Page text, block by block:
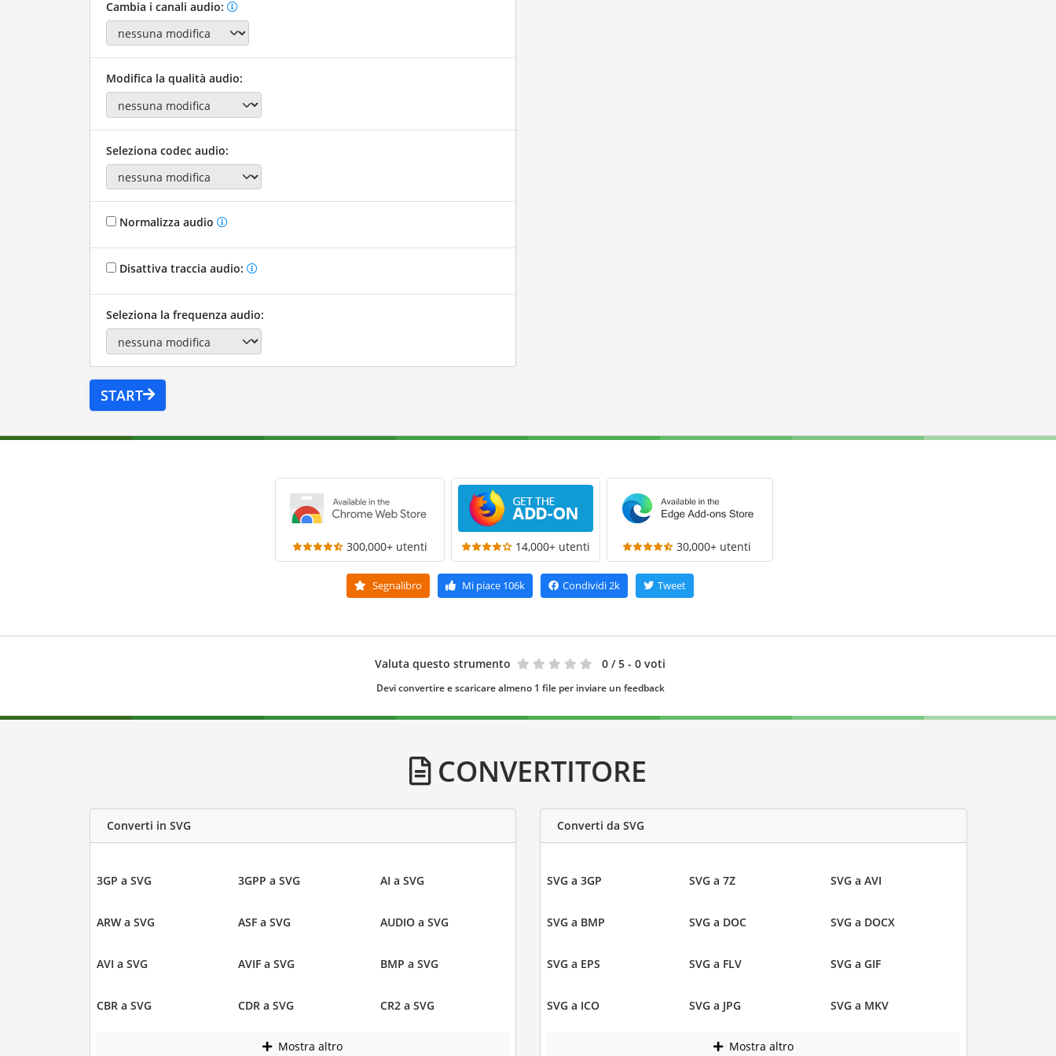
Cambia i canali audio:
Modifica la qualità audio:
Seleziona codec audio:
Normalizza audio
Disattiva traccia audio:
Seleziona la frequenza audio:
START
300,000+ utenti 14,000+ utenti 30,000+ utenti
Segnalibro Mi piace 106k Condividi2k Tweet
Valuta questo strumento 0 / 5 - 0 voti
Devi convertire e scaricare almeno 1 file per inviare un feedback
CONVERTITORE
Converti in SVG
3GP a SVG 3GPP a SVG AI a SVG
ARW a SVG ASF a SVG AUDIO a SVG
AVI a SVG AVIF a SVG BMP a SVG
CBR a SVG CDR a SVG CR2 a SVG
Mostra altro
Converti da SVG
SVG a 3GP SVG a 7Z SVG a AVI
SVG a BMP SVG a DOC SVG a DOCX
SVG a EPS SVG a FLV SVG a GIF
SVG a ICO SVG a JPG SVG a MKV
Mostra altro